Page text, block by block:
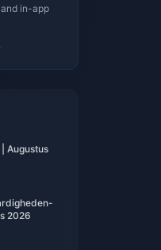
in-app
Augustus
2026